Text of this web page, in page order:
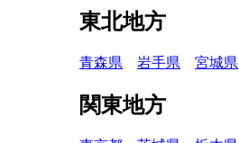
東北地方
青森県 岩手県 宮城県
関東地方